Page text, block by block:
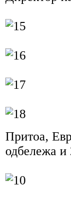
Притоа,
одбележа и